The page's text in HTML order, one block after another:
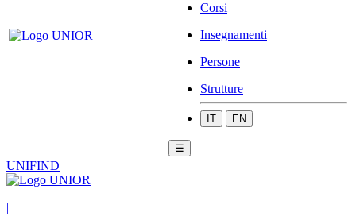
Corsi
Insegnamenti
Persone
Strutture
IT EN
☰
UNIFIND
|